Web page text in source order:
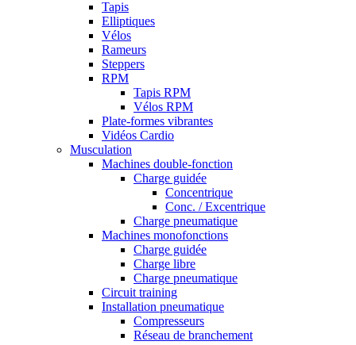
Tapis
Elliptiques
Vélos
Rameurs
Steppers
RPM
Tapis RPM
Vélos RPM
Plate-formes vibrantes
Vidéos Cardio
Musculation
Machines double-fonction
Charge guidée
Concentrique
Conc. / Excentrique
Charge pneumatique
Machines monofonctions
Charge guidée
Charge libre
Charge pneumatique
Circuit training
Installation pneumatique
Compresseurs
Réseau de branchement